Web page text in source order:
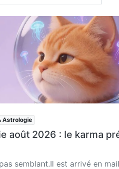
Astrologie
août 2026 : le karma
semblant.Il est arrivé en